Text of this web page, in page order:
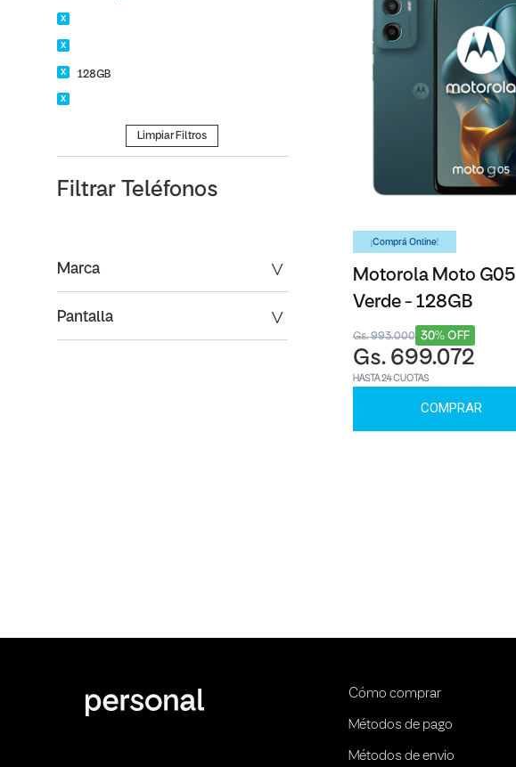
128GB
Limpiar Filtros
Filtrar Teléfonos
Marca
Pantalla
¡Comprá Online!
Motorola Moto G05
Verde - 128GB
30% OFF
Gs. 993.000
Gs. 699.072
HASTA 24 CUOTAS
COMPRAR
Cómo comprar
Métodos de pago
Métodos de envio